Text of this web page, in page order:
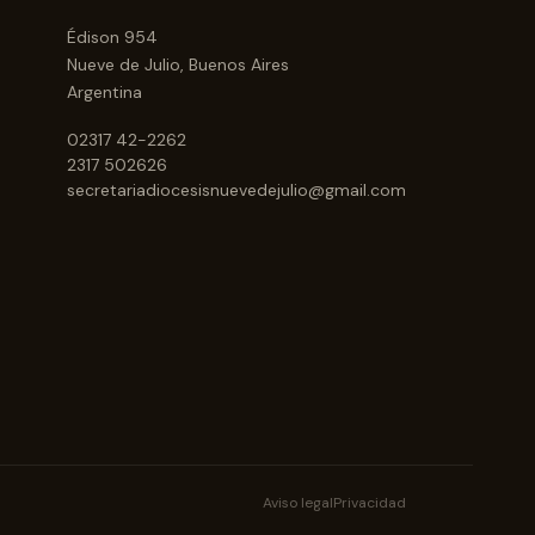
Édison 954
Nueve de Julio, Buenos Aires
Argentina
02317 42-2262
2317 502626
secretariadiocesisnuevedejulio@gmail.com
Aviso legalPrivacidad